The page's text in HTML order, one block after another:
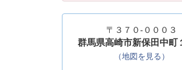
〒３７０-０００３
群馬県高崎市新保田中町
（地図を見る）